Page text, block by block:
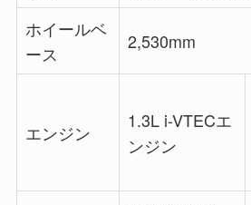
ホイールベ
ース
2,530mm
エンジン
1.3L i-VTECエ
ンジン